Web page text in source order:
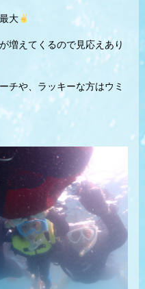
大
増えてくるので見応えあり
チや、ラッキーな方はウミ